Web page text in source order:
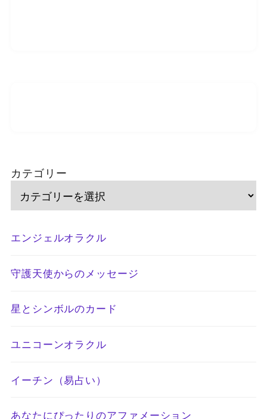
カテゴリー
エンジェルオラクル
守護天使からのメッセージ
星とシンボルのカード
ユニコーンオラクル
イーチン（易占い）
あなたにぴったりのアファメーション